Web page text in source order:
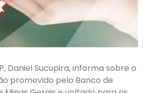
Daniel Sucupira, informa sobre o
promovido pelo Banco de